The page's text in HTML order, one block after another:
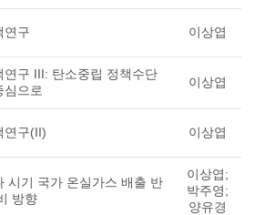
연구 이상엽
연구 III: 탄소중립 정책수단
심으로
이상엽
연구(II) 이상엽
시기 국가 온실가스 배출 반
방향
이상엽;
박주영;
양유경